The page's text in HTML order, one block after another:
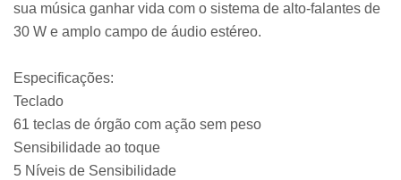
sua música ganhar vida com o sistema de alto-falantes de
30 W e amplo campo de áudio estéreo.
Especificações:
Teclado
61 teclas de órgão com ação sem peso
Sensibilidade ao toque
5 Níveis de Sensibilidade